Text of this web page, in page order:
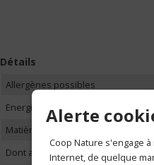
Détails
Allergènes possibles
Energie pour 100g
Matières grasses pour 100g
Dont acides gras saturés
Alerte
Coop Nature s'engage
Internet, de quelque